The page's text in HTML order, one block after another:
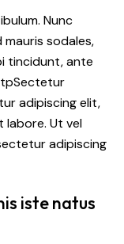
Nunc
mauris sodales,
tincidunt, ante
adipiscing elit,
labore. Ut vel
adipiscing
iste natus